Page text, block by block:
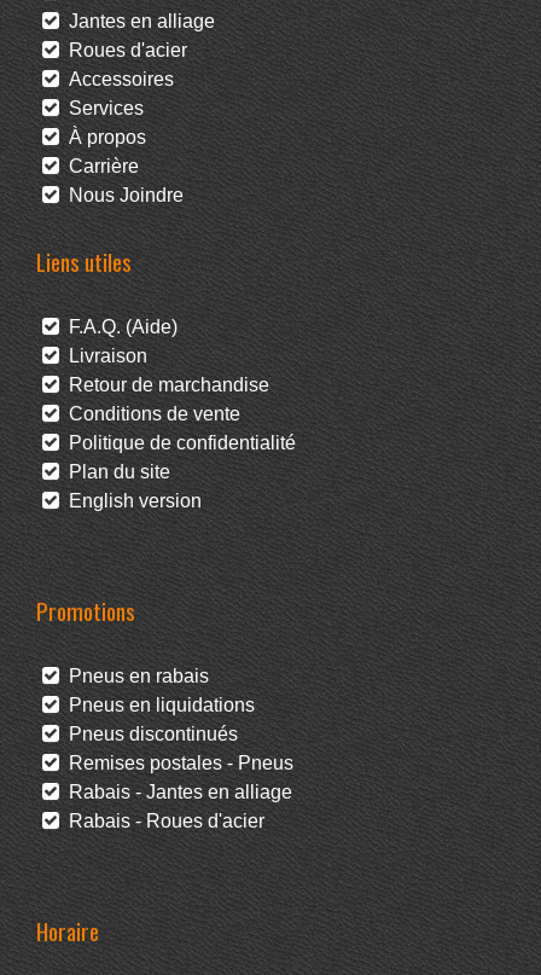
Jantes en alliage
Roues d'acier
Accessoires
Services
À propos
Carrière
Nous Joindre
Liens utiles
F.A.Q. (Aide)
Livraison
Retour de marchandise
Conditions de vente
Politique de confidentialité
Plan du site
English version
Promotions
Pneus en rabais
Pneus en liquidations
Pneus discontinués
Remises postales - Pneus
Rabais - Jantes en alliage
Rabais - Roues d'acier
Horaire